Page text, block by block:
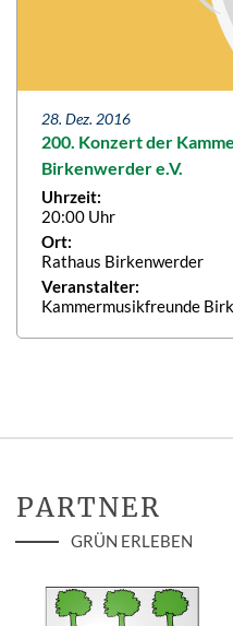
28. Dez. 2016
200. Konzert der
Birkenwerder e.V.
Uhrzeit:
20:00 Uhr
Ort:
Rathaus Birkenwerder
Veranstalter:
Kammermusikfreunde
PARTNER
GRÜN ERLEBEN